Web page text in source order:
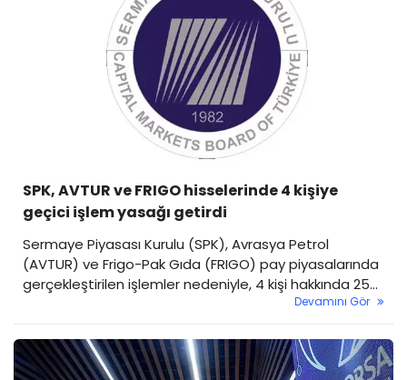
SPK, AVTUR ve FRIGO hisselerinde 4 kişiye
geçici işlem yasağı getirdi
Sermaye Piyasası Kurulu (SPK), Avrasya Petrol
(AVTUR) ve Frigo-Pak Gıda (FRIGO) pay piyasalarında
gerçekleştirilen işlemler nedeniyle, 4 kişi hakkında 25
Kasım tarihinden itibaren geçerli olmak üzere 6 ay
süreyle geçici işlem yasağı uygulanmasına karar verdi.
Devamını Gör